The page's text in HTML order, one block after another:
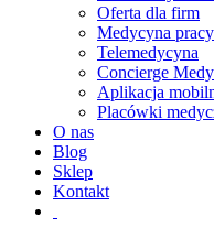
Oferta dla firm
Medycyna
Telemedycyna
Concierge
Aplikacja
Placówki
O nas
Blog
Sklep
Kontakt